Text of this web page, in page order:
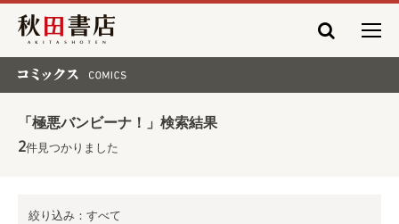
秋田書店
「極悪バンビーナ！」検索結果
2件見つかりました
絞り込み：すべて